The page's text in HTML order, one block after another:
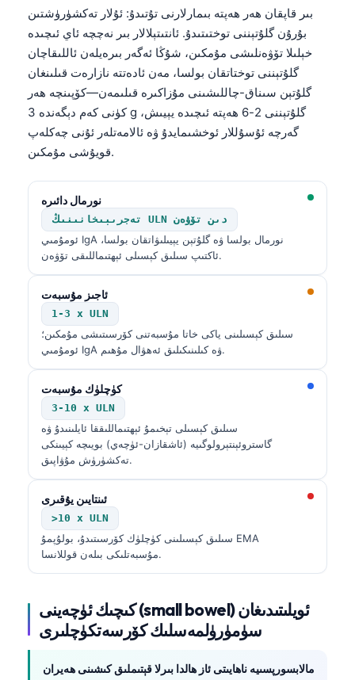
بىر قاپقان ھەر ھەپتە بىمارلارنى تۇتىدۇ: ئۇلار تەكشۈرۈشتىن
بۇرۇن گلۇتېننى توختىتىدۇ. ئانتىتېلالار بىر نەچچە ئاي ئىچىدە
خېلىلا تۆۋەنلىشى مۇمكىن، شۇڭا ئەگەر بىرەيلەن ئاللىقاچان
گلۇتېننى توختاتقان بولسا، مەن ئادەتتە نازارەت قىلىنغان
گلۇتېن سىناق-چاللىشىنى مۇزاكىرە قىلىمەن—كۆپىنچە ھەر
كۈنى كەم دېگەندە 3 g گلۇتېننى 2-6 ھەپتە ئىچىدە يېيىش،
گەرچە ئۇسۇللار ئوخشىمايدۇ ۋە ئالامەتلەر ئۇنى چەكلەپ
قويۇشى مۇمكىن.
نورمال دائىرە
تەجرىبىخانىنىڭ ULN دىن تۆۋەن
ئومۇمىي IgA نورمال بولسا ۋە گلۇتېن يېيىلىۋاتقان بولسا،
ئاكتىپ سىلىق كېسىلى ئېھتىماللىقى تۆۋەن.
ئاجىز مۇسبەت
1-3 x ULN
سىلىق كېسىلىنى ياكى خاتا مۇسبەتنى كۆرسىتىشى مۇمكىن؛
ئومۇمىي IgA ۋە كىلىنىكىلىق ئەھۋال مۇھىم.
كۈچلۈك مۇسبەت
3-10 x ULN
سىلىق كېسىلى تېخىمۇ ئېھتىماللىققا ئايلىنىدۇ ۋە
گاستروئېنتېرولوگىيە (ئاشقازان-ئۈچەي) بويىچە كېيىنكى
تەكشۈرۈش مۇۋاپىق.
ئىنتايىن يۇقىرى
>10 x ULN
سىلىق كېسىلىنى كۈچلۈك كۆرسىتىدۇ، بولۇپمۇ EMA
مۇسبەتلىكى بىلەن قوللانسا.
كىچىك ئۈچەينى (small bowel) ئويلىتىدىغان
سۈمۈرۈلمەسلىك كۆرسەتكۈچلىرى
مالابسورپسىيە ناھايىتى ئاز ھالدا بىرلا قېتىملىق كىشىنى ھەيران